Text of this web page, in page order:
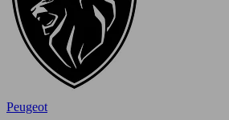
Peugeot